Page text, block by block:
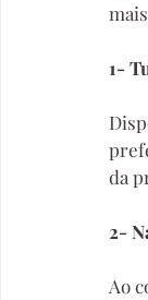
1-
da
2-
Ao